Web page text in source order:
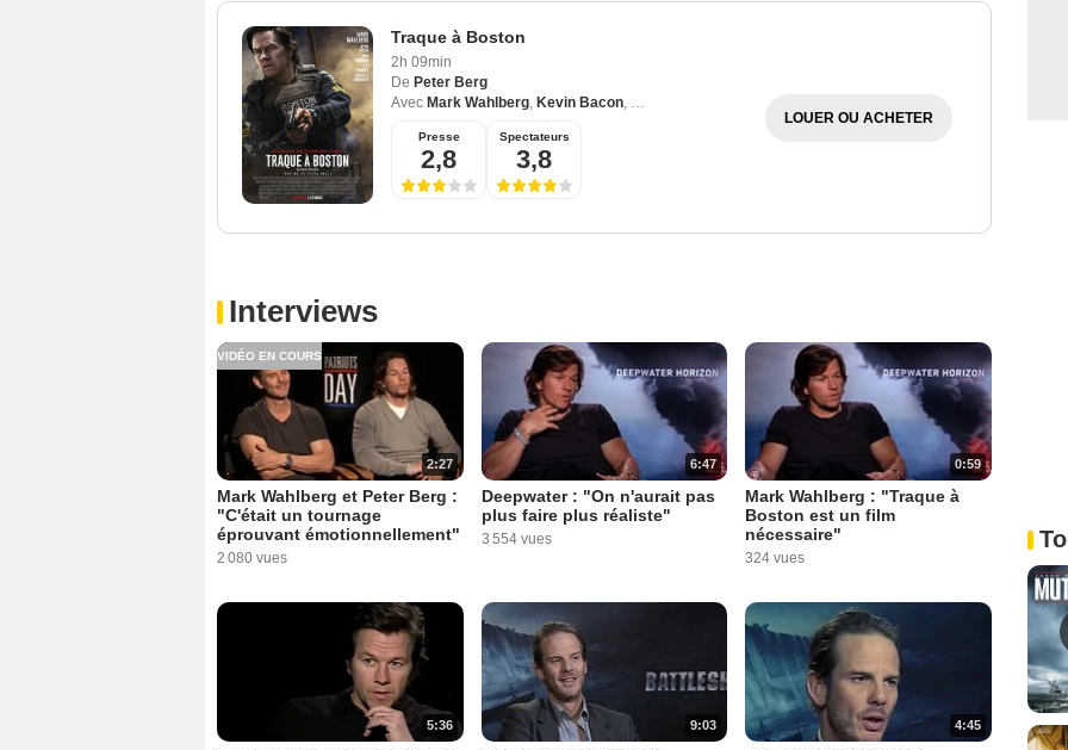
Traque à Boston
2h 09min
De Peter Berg
Avec Mark Wahlberg, Kevin Bacon, John Goodman
Presse
2,8
Spectateurs
3,8
LOUER OU ACHETER
Interviews
2:27
VIDÉO EN COURS
Mark Wahlberg et Peter Berg :
"C'était un tournage
éprouvant émotionnellement"
2 080 vues
6:47
Deepwater : "On n'aurait pas
plus faire plus réaliste"
3 554 vues
0:59
Mark Wahlberg : "Traque à
Boston est un film
nécessaire"
324 vues
5:36 9:03 4:45